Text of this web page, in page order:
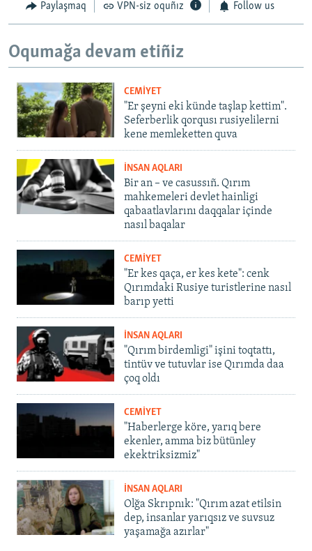
Paylaşmaq VPN-siz oquñız Follow us
Oqumağa devam etiñiz
CEMİYET
"Er şeyni eki künde taşlap kettim".
Seferberlik qorqusı rusiyelilerni
kene memleketten quva
İNSAN AQLARI
Bir an – ve casussıñ. Qırım
mahkemeleri devlet hainligi
qabaatlavlarını daqqalar içinde
nasıl baqalar
CEMİYET
"Er kes qaça, er kes kete": cenk
Qırımdaki Rusiye turistlerine nasıl
barıp yetti
İNSAN AQLARI
"Qırım birdemligi" işini toqtattı,
tintüv ve tutuvlar ise Qırımda daa
çoq oldı
CEMİYET
"Haberlerge köre, yarıq bere
ekenler, amma biz bütünley
ekektriksizmiz"
İNSAN AQLARI
Olğa Skrıpnık: "Qırım azat etilsin
dep, insanlar yarıqsız ve suvsuz
yaşamağa azırlar"